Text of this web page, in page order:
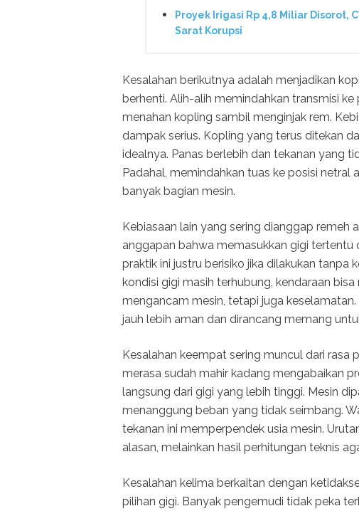
Proyek Irigasi Rp 4,8 Miliar Disorot,
Sarat Korupsi
Kesalahan berikutnya adalah menjadikan
berhenti. Alih-alih memindahkan transmisi
menahan kopling sambil menginjak rem.
dampak serius. Kopling yang terus ditekan
idealnya. Panas berlebih dan tekanan yang
Padahal, memindahkan tuas ke posisi netral
banyak bagian mesin.
Kebiasaan lain yang sering dianggap remeh
anggapan bahwa memasukkan gigi tertentu
praktik ini justru berisiko jika dilakukan tanpa
kondisi gigi masih terhubung, kendaraan
mengancam mesin, tetapi juga
jauh lebih aman dan dirancang memang
Kesalahan keempat sering muncul dari rasa
merasa sudah mahir kadang mengabaikan
langsung dari gigi yang lebih tinggi. Mesin
menanggung beban yang tidak seimbang.
tekanan ini memperpendek usia mesin.
alasan, melainkan hasil perhitungan teknis
Kesalahan kelima berkaitan dengan
pilihan gigi. Banyak pengemudi tidak peka